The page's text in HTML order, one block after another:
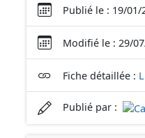
Publié le : 19/01/
Modifié le : 29/
Fiche détaillée :
Publié par :